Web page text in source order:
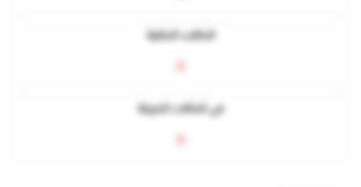
في الحالات الحرجة